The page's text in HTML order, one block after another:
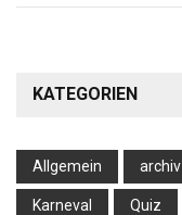
KATEGORIEN
Allgemein archiv
Karneval Quiz